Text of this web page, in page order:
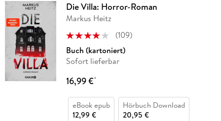
Die Villa: Horror-Roman
Markus Heitz
(109)
Buch (kartoniert)
Sofort lieferbar
16,99 €*
eBook epub
12,99 €
Hörbuch Download
20,95 €